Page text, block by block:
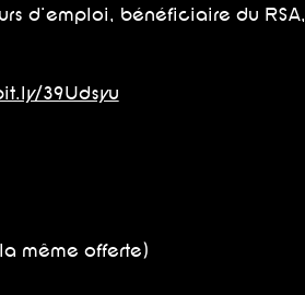
d'emploi, bénéficiaire du RSA,
39Udsyu
même offerte)